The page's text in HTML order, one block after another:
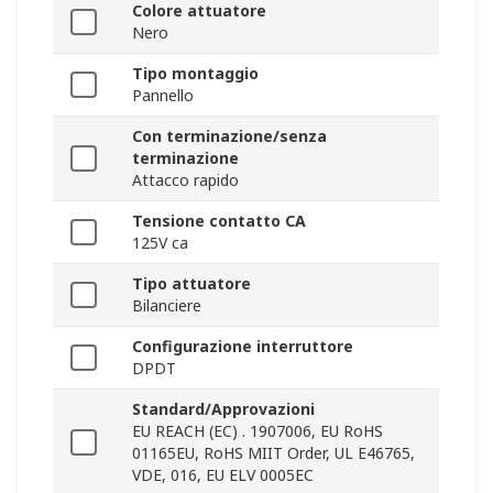
Colore attuatore
Nero
Tipo montaggio
Pannello
Con terminazione/senza
terminazione
Attacco rapido
Tensione contatto CA
125V ca
Tipo attuatore
Bilanciere
Configurazione interruttore
DPDT
Standard/Approvazioni
EU REACH (EC) . 1907006, EU RoHS
01165EU, RoHS MIIT Order, UL E46765,
VDE, 016, EU ELV 0005EC